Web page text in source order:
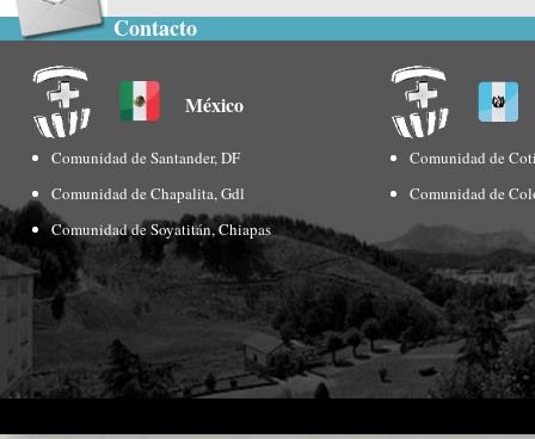
Contacto
México
Comunidad de Santander, DF
Comunidad de Chapalita, Gdl
Comunidad de Soyatitán, Chiapas
Comunidad de
Comunidad de